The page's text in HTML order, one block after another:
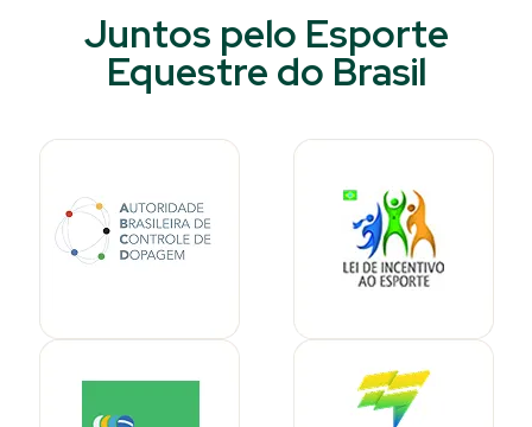
Juntos pelo Esporte
Equestre do Brasil​